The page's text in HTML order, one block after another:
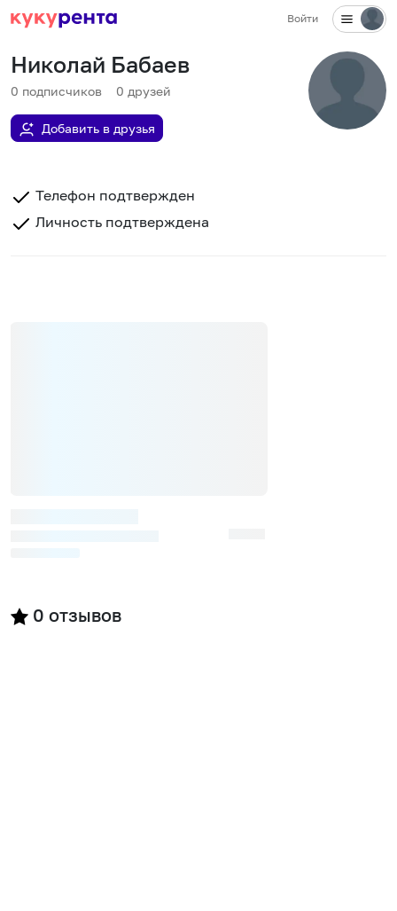
Войти
Николай Бабаев
0 подписчиков 0 друзей
Добавить в друзья
Телефон подтвержден
Личность подтверждена
0 отзывов